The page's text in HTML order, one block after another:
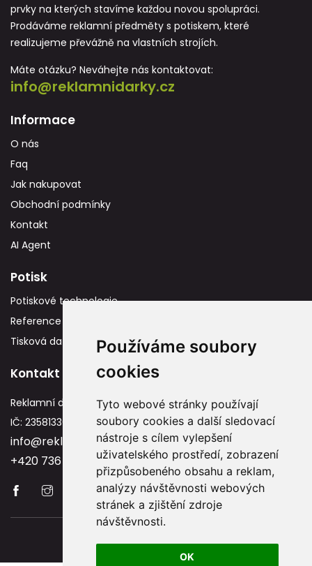
Používáme soubory
cookies
Tyto webové stránky používají
soubory cookies a další sledovací
nástroje s cílem vylepšení
uživatelského prostředí, zobrazení
přizpůsobeného obsahu a reklam,
analýzy návštěvnosti webových
stránek a zjištění zdroje
návštěvnosti.
OK
prvky na kterých stavíme každou novou spolupráci.
Prodáváme reklamní předměty s potiskem, které
realizujeme převážně na vlastních strojích.
Máte otázku? Neváhejte nás kontaktovat:
info@reklamnidarky.cz
Informace
O nás
Faq
Jak nakupovat
Obchodní podmínky
Kontakt
AI Agent
Potisk
Potiskové technologie
Reference
Tisková data
Kontakt
Reklamní dárky
IČ: 23581336
info@reklamnidarky.cz
+420 736 787 715